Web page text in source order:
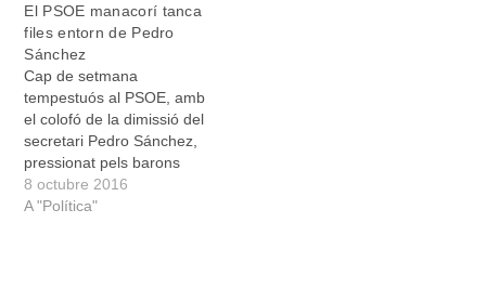
Gabriel Parera Muñoz,
prendrà possessió del
càrrec de regidor durant la
sessió plenària del mes
d’abril. Parera, que té 32…
El PSOE manacorí tanca
files entorn de Pedro
Sánchez
Cap de setmana
tempestuós al PSOE, amb
el colofó de la dimissió del
secretari Pedro Sánchez,
pressionat pels barons
territorials encapçalats per
la presidenta andalusa
8 octubre 2016
A "Política"